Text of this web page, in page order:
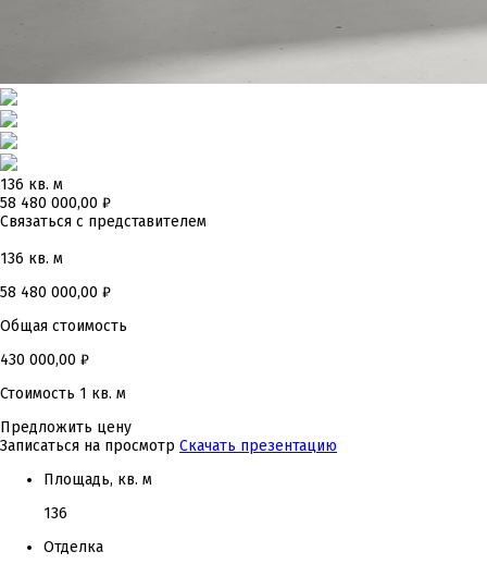
136 кв. м
58 480 000,00 ₽
Связаться с представителем
136 кв. м
58 480 000,00 ₽
Общая стоимость
430 000,00 ₽
Стоимость 1 кв. м
Предложить цену
Записаться на просмотр Скачать презентацию
Площадь, кв. м
136
Отделка